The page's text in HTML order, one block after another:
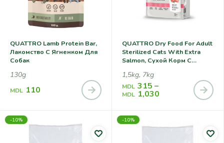
QUATTRO Lamb Protein Bar,
Лакомство С Ягненком Для
Собак
130g
MDL 110
QUATTRO Dry Food For Adult
Sterilized Cats With Extra
Salmon, Сухой Корм С
Стерилизованных Кошек
1,5kg, 7kg
MDL 315 –
MDL 1,030
-10% -10%